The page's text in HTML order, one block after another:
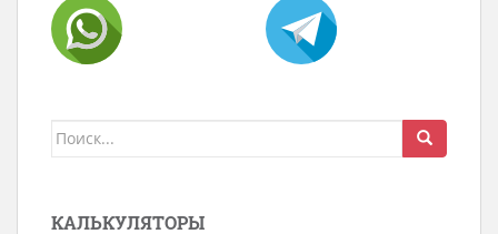
Поиск
КАЛЬКУЛЯТОРЫ